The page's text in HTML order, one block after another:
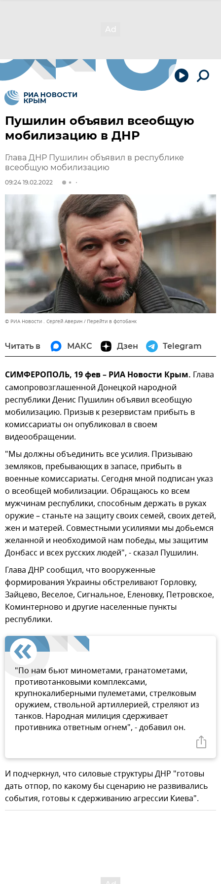
Пушилин объявил всеобщую
мобилизацию в ДНР
Глава ДНР Пушилин объявил в республике
всеобщую мобилизацию
09:24 19.02.2022
© РИА Новости . Сергей Аверин Перейти в фотобанк
Читать в МАКС Дзен Telegram
СИМФЕРОПОЛЬ, 19 фев – РИА Новости Крым. Глава
самопровозглашенной Донецкой народной
республики Денис Пушилин объявил всеобщую
мобилизацию. Призыв к резервистам прибыть в
комиссариаты он опубликовал в своем
видеообращении.
"Мы должны объединить все усилия. Призываю
земляков, пребывающих в запасе, прибыть в
военные комиссариаты. Сегодня мной подписан указ
о всеобщей мобилизации. Обращаюсь ко всем
мужчинам республики, способным держать в руках
оружие – станьте на защиту своих семей, своих детей,
жен и матерей. Совместными усилиями мы добьемся
желанной и необходимой нам победы, мы защитим
Донбасс и всех русских людей", - сказал Пушилин.
Глава ДНР сообщил, что вооруженные
формирования Украины обстреливают Горловку,
Зайцево, Веселое, Сигнальное, Еленовку, Петровское,
Коминтерново и другие населенные пункты
республики.
"По нам бьют минометами, гранатометами,
противотанковыми комплексами,
крупнокалиберными пулеметами, стрелковым
оружием, ствольной артиллерией, стреляют из
танков. Народная милиция сдерживает
противника ответным огнем", - добавил он.
И подчеркнул, что силовые структуры ДНР "готовы
дать отпор, по какому бы сценарию не развивались
события, готовы к сдерживанию агрессии Киева".